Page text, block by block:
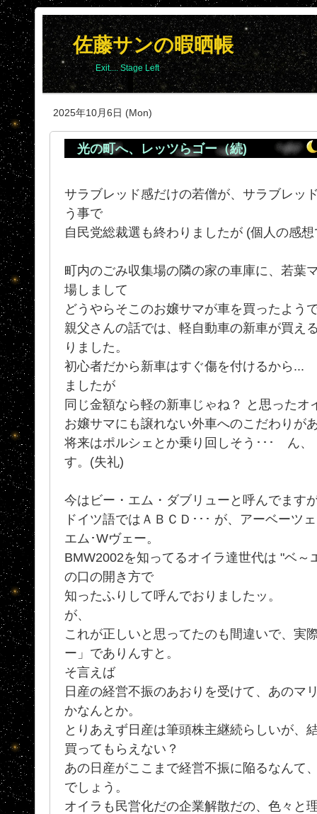
佐藤サンの暇晒帳
Exit.... Stage Left
2025年10月6日 (Mon)
光の町へ、レッツらゴー（続)
サラブレッド感だけの若僧が、サラブレッ
う事で
自民党総裁選も終わりましたが (個人の感
町内のごみ収集場の隣の家の車庫に、若葉
場しまして
どうやらそこのお嬢サマが車を買ったよう
親父さんの話では、軽自動車の新車が買え
りました。
初心者だから新車はすぐ傷を付けるから...
ましたが
同じ金額なら軽の新車じゃね？ と思ったオ
お嬢サマにも譲れない外車へのこだわりが
将来はポルシェとか乗り回しそう･･･ ん、
す。(失礼)
今はビー・エム・ダブリューと呼んでます
ドイツ語ではＡＢＣＤ･･･ が、アーベーツ
エム･Wヴェー。
BMW2002を知ってるオイラ達世代は "ベ～
の口の開き方で
知ったふりして呼んでおりましたッ。
が、
これが正しいと思ってたのも間違いで、実
ー」でありんすと。
そ言えば
日産の経営不振のあおりを受けて、あのマ
かなんとか。
とりあえず日産は筆頭株主継続らしいが、
買ってもらえない？
あの日産がここまで経営不振に陥るなんて
でしょう。
オイラも民営化だの企業解散だの、色々と